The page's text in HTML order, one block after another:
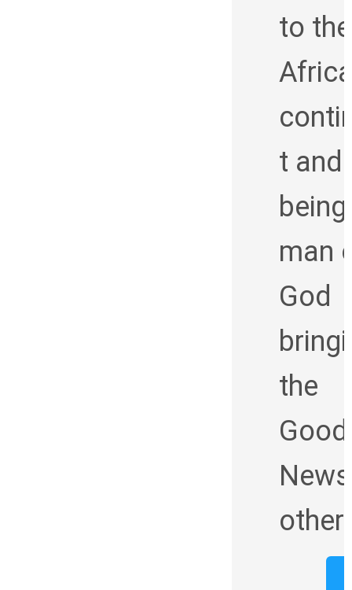
to the
t and
man
God
the
Good